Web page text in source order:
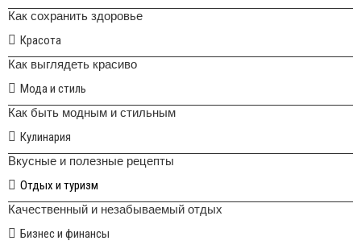
Как сохранить здоровье
Красота
Как выглядеть красиво
Мода и стиль
Как быть модным и стильным
Кулинария
Вкусные и полезные рецепты
Отдых и туризм
Качественный и незабываемый отдых
Бизнес и финансы